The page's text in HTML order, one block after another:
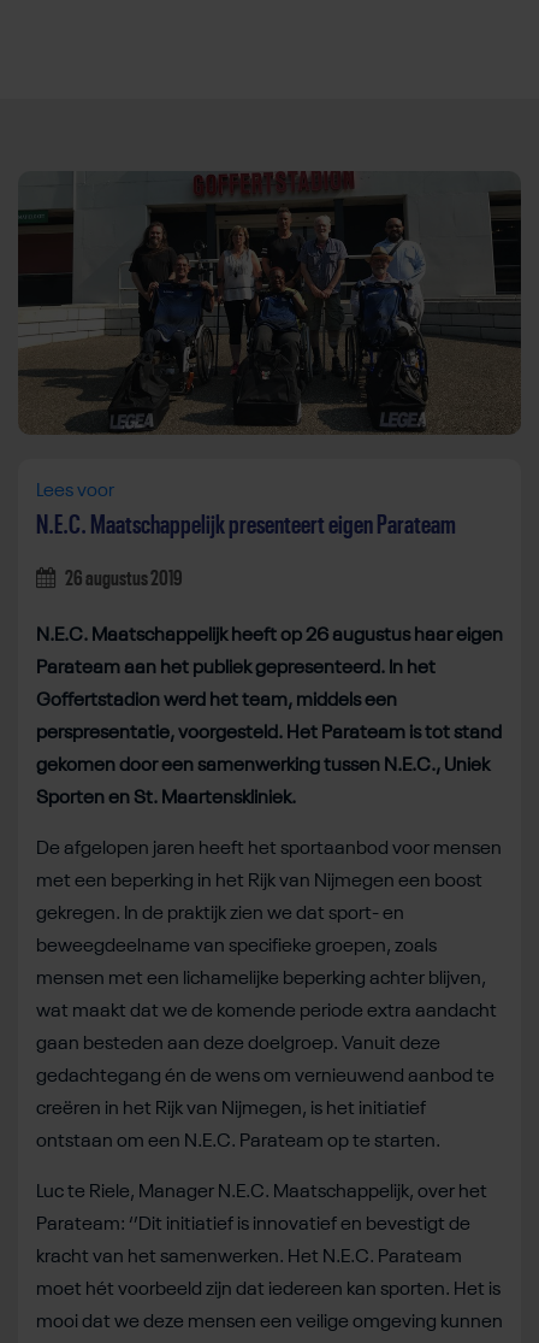
Direct door naar content
Lees voor
N.E.C. Maatschappelijk presenteert eigen Parateam
26 augustus 2019
N.E.C. Maatschappelijk heeft op 26 augustus haar eigen
Parateam aan het publiek gepresenteerd. In het
Goffertstadion werd het team, middels een
perspresentatie, voorgesteld. Het Parateam is tot stand
gekomen door een samenwerking tussen N.E.C., Uniek
Sporten en St. Maartenskliniek.
De afgelopen jaren heeft het sportaanbod voor mensen
met een beperking in het Rijk van Nijmegen een boost
gekregen. In de praktijk zien we dat sport- en
beweegdeelname van specifieke groepen, zoals
mensen met een lichamelijke beperking achter blijven,
wat maakt dat we de komende periode extra aandacht
gaan besteden aan deze doelgroep. Vanuit deze
gedachtegang én de wens om vernieuwend aanbod te
creëren in het Rijk van Nijmegen, is het initiatief
ontstaan om een N.E.C. Parateam op te starten.
Luc te Riele, Manager N.E.C. Maatschappelijk, over het
Parateam: ‘’Dit initiatief is innovatief en bevestigt de
kracht van het samenwerken. Het N.E.C. Parateam
moet hét voorbeeld zijn dat iedereen kan sporten. Het is
mooi dat we deze mensen een veilige omgeving kunnen